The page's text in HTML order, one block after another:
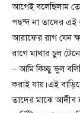
আগেই বলেছিলাম
পছন্দ না তাদের এই
আরাফের রাগ যেন
রাগে মাথার চুল
– আমি কিচ্ছু ভুল
করাই যায়।এই
তাদের মাঝে আদীব